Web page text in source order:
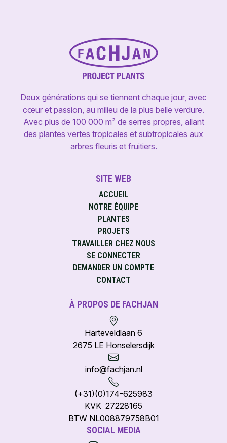
Deux générations qui se tiennent chaque jour, avec
cœur et passion, au milieu de la plus belle verdure.
Avec plus de 100 000 m² de serres propres, allant
des plantes vertes tropicales et subtropicales aux
arbres fleuris et fruitiers.
SITE WEB
ACCUEIL
NOTRE ÉQUIPE
PLANTES
PROJETS
TRAVAILLER CHEZ NOUS
SE CONNECTER
DEMANDER UN COMPTE
CONTACT
À PROPOS DE FACHJAN
Harteveldlaan 6
2675 LE Honselersdijk
info@fachjan.nl
(+31)(0)174-625983
KVK 27228165
BTW NL008879758B01
SOCIAL MEDIA